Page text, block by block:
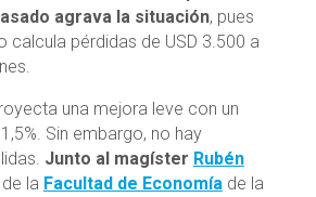
agrava la situación, pues
calcula pérdidas de USD 3.500 a
una mejora leve con un
Sin embargo, no hay
Junto al magíster Rubén
la Facultad de Economíade la